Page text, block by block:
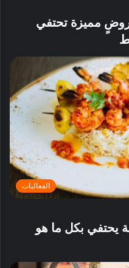
مميزة تحتفي
الفعاليات
يحتفي بكل ما هو